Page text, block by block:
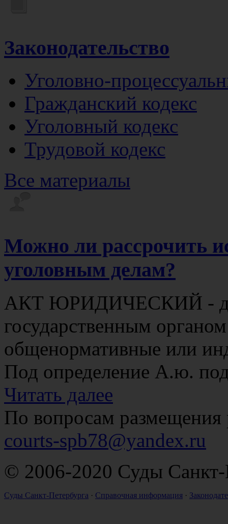
Законодательство
Уголовно-
Гражданский кодекс
Уголовный кодекс
Трудовой кодекс
Все материалы
Можно ли рассрочить
уголовным делам?
АКТ ЮРИДИЧЕСКИЙ -
государственным
общенормативные или
Под определение А.ю.
Читать далее
По вопросам размещения
courts-spb78@yandex.ru
© 2006-2020 Суды Санкт-
Суды Санкт-Петербурга · Справочная информация ·